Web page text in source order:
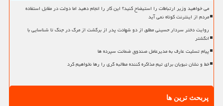
می خواهید وزیر ارتباطات را استیضاح کنید؟ این کار را انجام دهید اما دولت در مقابل استفاده
مردم از اینترنت کوتاه نمی آید
روایت دختر سردار حسینی مطلق از دو شهادت پدر از برگشت از مرگ در جنگ تا شناسایی با
انگشتر
پیام تسلیت عارف به مدیرعامل صندوق ضمانت سپرده ها
خط و نشان نبویان برای تیم مذاکره کننده مطالبه گری را رها نخواهیم کرد
پربحث ترین ها